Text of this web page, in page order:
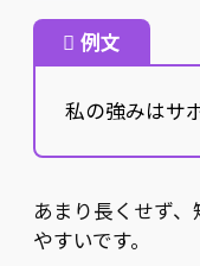
例文
私の強みはサ
あまり長くせず
やすいです。